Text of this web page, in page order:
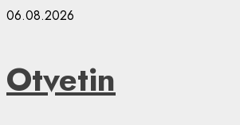
Skip
06.08.2026
Otvetin